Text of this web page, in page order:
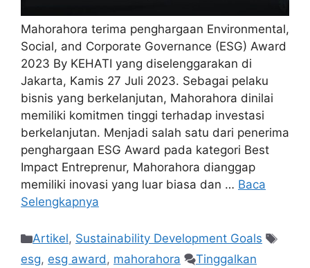
Mahorahora terima penghargaan Environmental,
Social, and Corporate Governance (ESG) Award
2023 By KEHATI yang diselenggarakan di
Jakarta, Kamis 27 Juli 2023. Sebagai pelaku
bisnis yang berkelanjutan, Mahorahora dinilai
memiliki komitmen tinggi terhadap investasi
berkelanjutan. Menjadi salah satu dari penerima
penghargaan ESG Award pada kategori Best
Impact Entreprenur, Mahorahora dianggap
memiliki inovasi yang luar biasa dan … Baca
Selengkapnya
Artikel, Sustainability Development Goals
esg, esg award, mahorahora
Tinggalkan